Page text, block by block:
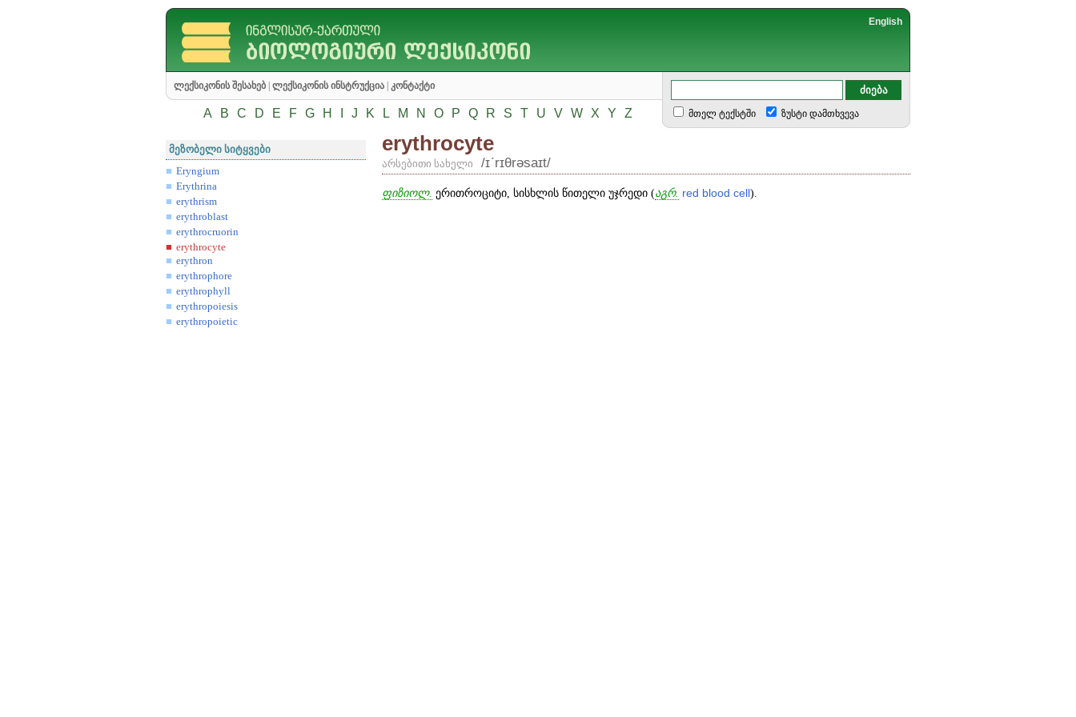
English
ლექსიკონის შესახებ ლექსიკონის ინსტრუქცია კონტაქტი
A B C D E F G H J K L M N O P Q R S T U V W X Y Z მთელ ტექსტში ზუსტი დამთხვევა
მეზობელი სიტყვები
Eryngium
Erythrina
erythrism
erythroblast
erythrocruorin
erythrocyte
erythron
erythrophore
erythrophyll
erythropoiesis
erythropoietic
erythrocyte
არსებითი სახელი /ɪʹrɪθrəsaɪt/
ფიზიოლ. ერითროციტი, სისხლის წითელი უჯრედი (აგრ. red blood cell).